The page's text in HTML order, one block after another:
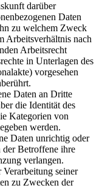
darüber
Daten
zu welchem Zweck
Arbeitsverhältnis nach
Arbeitsrecht
in Unterlagen des
vorgesehen
Daten an Dritte
die Identität des
Kategorien von
werden.
Daten unrichtig oder
Betroffene ihre
verlangen.
seiner
zu Zwecken der